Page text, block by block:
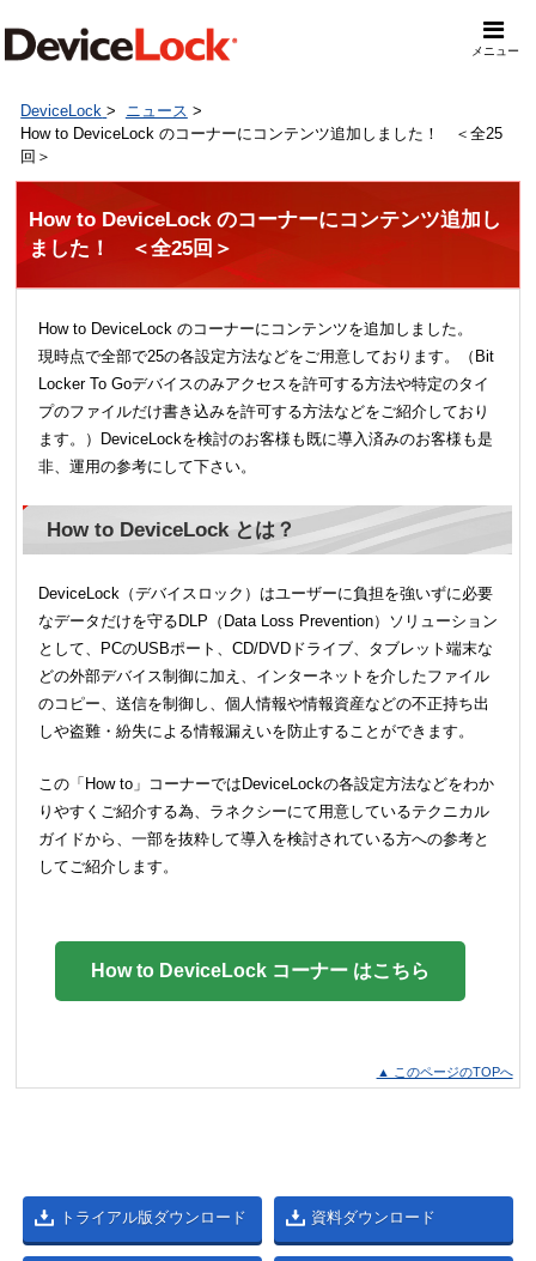
メニュー
DeviceLock > ニュース >
How to DeviceLock のコーナーにコンテンツ追加しました！ ＜全25
回＞
How to DeviceLock のコーナーにコンテンツ追加し
ました！ ＜全25回＞
How to DeviceLock のコーナーにコンテンツを追加しました。
現時点で全部で25の各設定方法などをご用意しております。（Bit
Locker To Goデバイスのみアクセスを許可する方法や特定のタイ
プのファイルだけ書き込みを許可する方法などをご紹介しており
ます。）DeviceLockを検討のお客様も既に導入済みのお客様も是
非、運用の参考にして下さい。
How to DeviceLock とは？
DeviceLock（デバイスロック）はユーザーに負担を強いずに必要
なデータだけを守るDLP（Data Loss Prevention）ソリューション
として、PCのUSBポート、CD/DVDドライブ、タブレット端末な
どの外部デバイス制御に加え、インターネットを介したファイル
のコピー、送信を制御し、個人情報や情報資産などの不正持ち出
しや盗難・紛失による情報漏えいを防止することができます。
この「How to」コーナーではDeviceLockの各設定方法などをわか
りやすくご紹介する為、ラネクシーにて用意しているテクニカル
ガイドから、一部を抜粋して導入を検討されている方への参考と
してご紹介します。
How to DeviceLock コーナー はこちら
▲ このページのTOPへ
トライアル版ダウンロード 資料ダウンロード